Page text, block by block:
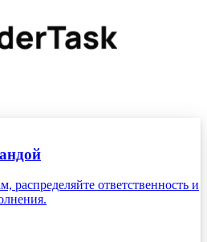
распределяйте ответственность и